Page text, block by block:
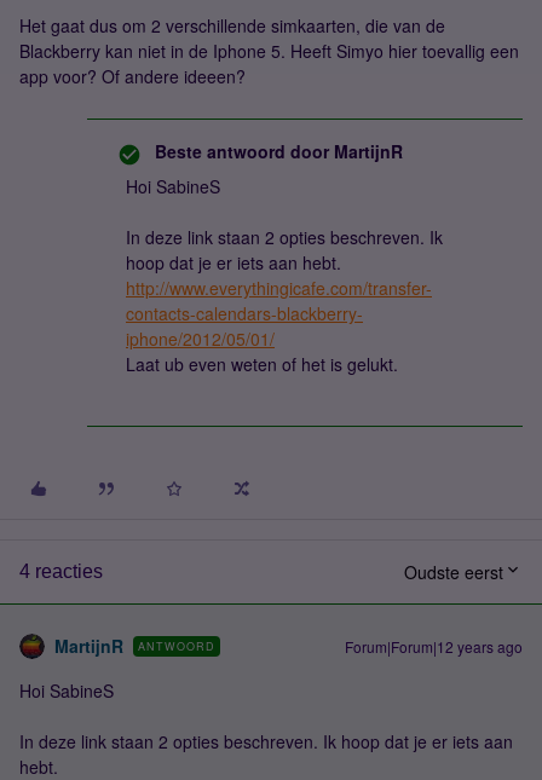
Het gaat dus om 2 verschillende simkaarten, die van de
Blackberry kan niet in de Iphone 5. Heeft Simyo hier toevallig een
app voor? Of andere ideeen?
Beste antwoord door MartijnR
Hoi SabineS
In deze link staan 2 opties beschreven. Ik
hoop dat je er iets aan hebt.
http://www.everythingicafe.com/transfer-
contacts-calendars-blackberry-
iphone/2012/05/01/
Laat ub even weten of het is gelukt.
4 reacties Oudste eerst
MartijnR ANTWOORD Forum|Forum|12 years ago
Hoi SabineS
In deze link staan 2 opties beschreven. Ik hoop dat je er iets aan
hebt.